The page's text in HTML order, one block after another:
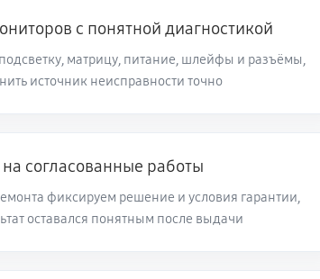
с понятной диагностикой
матрицу, питание, шлейфы и разъёмы,
источник неисправности точно
согласованные работы
фиксируем решение и условия гарантии,
оставался понятным после выдачи